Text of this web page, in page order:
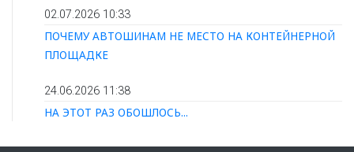
02.07.2026 10:33
ПОЧЕМУ АВТОШИНАМ НЕ МЕСТО НА КОНТЕЙНЕРНОЙ
ПЛОЩАДКЕ
24.06.2026 11:38
НА ЭТОТ РАЗ ОБОШЛОСЬ...